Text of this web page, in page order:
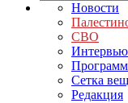
Новости
СВО
Интервью
Сетка
Редакция